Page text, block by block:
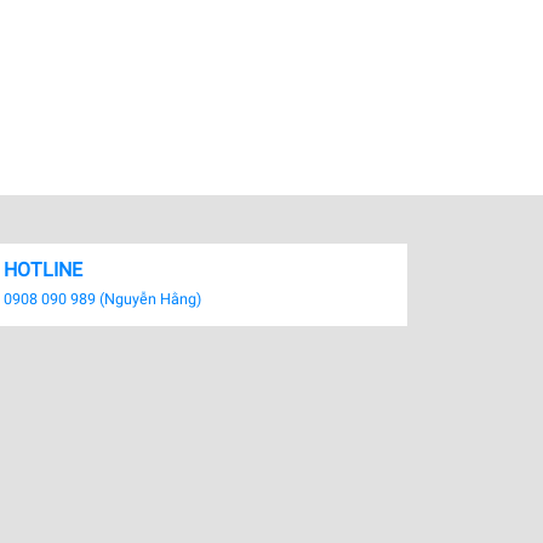
HOTLINE
0908 090 989 (Nguyễn Hằng)